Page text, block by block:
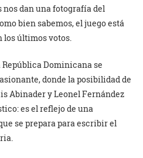
nos dan una fotografía del
bien sabemos, el juego está
los últimos votos.
República Dominicana se
donde la posibilidad de
Abinader y Leonel Fernández
es el reflejo de una
se prepara para escribir el